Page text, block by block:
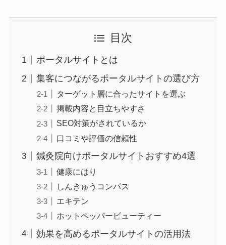
目次
ポータルサイトとは
集客につながるポータルサイトの選び方
ターゲット層に合ったサイトを選ぶ
掲載内容と目立ちやすさ
SEO対策がされているか
口コミや評価の信頼性
鍼灸院向けポータルサイトおすすめ4選
健康にはり
しんきゅうコンパス
エキテン
ホットペッパービューティー
効果を高めるポータルサイトの活用法